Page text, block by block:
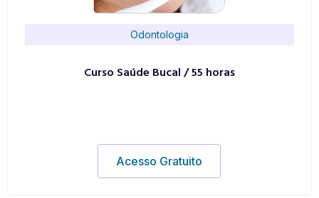
Odontologia
Curso Saúde Bucal / 55 horas
Acesso Gratuito